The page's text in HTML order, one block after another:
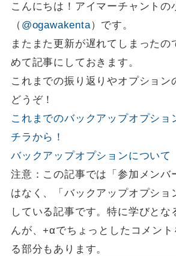
こんにちは！アイマーチャントの
（ @ogawakenta）です。
またまた更新が遅れてしまったの
めて記事にしておきます。
これまでの振り返りやオプション
どうぞ！
これまでのバックアップオプショ
チラから！
バックアップオプションについて
注意：この記事では「参加メンバ
はなく、「バックアップオプショ
している記事です。特に学びとな
んが、+αでちょっとしたコメン
る部分もあります。